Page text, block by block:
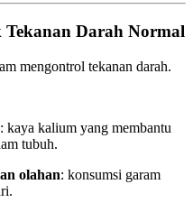
Darah Normal
mengontrol tekanan darah.
: kaya kalium yang membantu
tubuh.
olahan: konsumsi garam